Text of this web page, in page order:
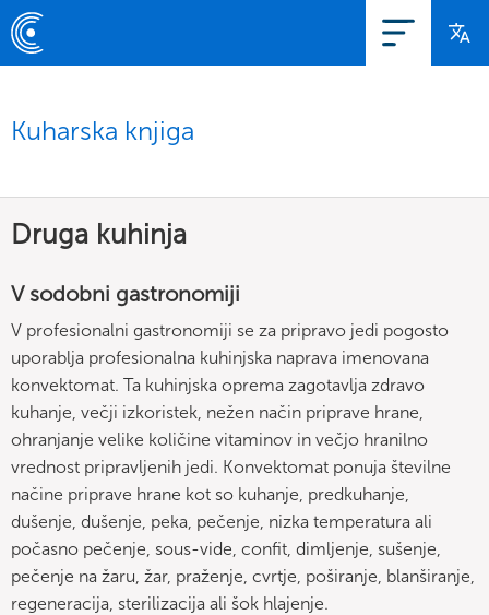
Kuharska knjiga
Druga kuhinja
V sodobni gastronomiji
V profesionalni gastronomiji se za pripravo jedi pogosto
uporablja profesionalna kuhinjska naprava imenovana
konvektomat. Ta kuhinjska oprema zagotavlja zdravo
kuhanje, večji izkoristek, nežen način priprave hrane,
ohranjanje velike količine vitaminov in večjo hranilno
vrednost pripravljenih jedi. Konvektomat ponuja številne
načine priprave hrane kot so kuhanje, predkuhanje,
dušenje, dušenje, peka, pečenje, nizka temperatura ali
počasno pečenje, sous-vide, confit, dimljenje, sušenje,
pečenje na žaru, žar, praženje, cvrtje, poširanje, blanširanje,
regeneracija, sterilizacija ali šok hlajenje.